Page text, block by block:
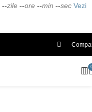
--zile --ore --min --sec Vezi